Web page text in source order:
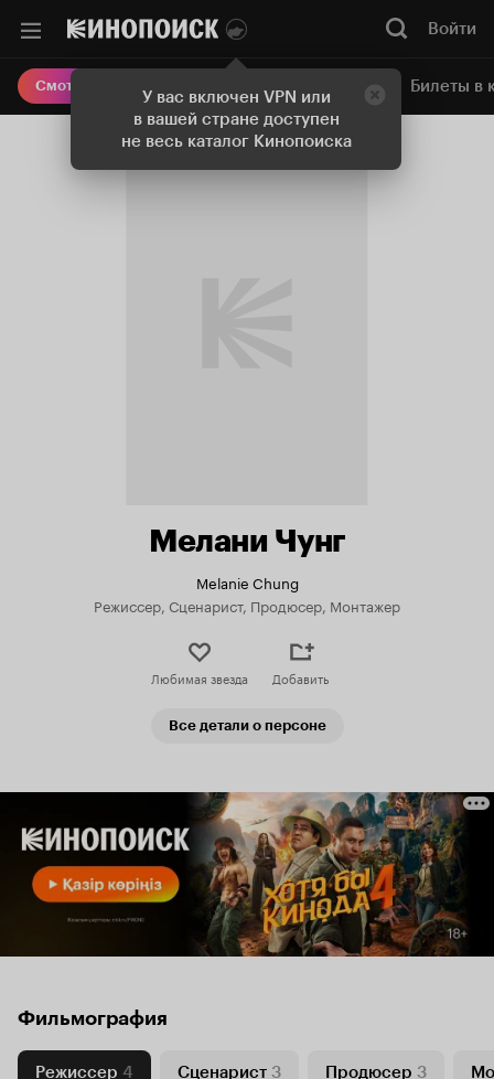
У вас включен VPN или
в вашей стране доступен
не весь каталог Кинопоиска
Войти
Смотреть кино Онлайн-кинотеатр Билеты в
Мелани Чунг
Melanie Chung
Режиссер, Сценарист, Продюсер, Монтажер
Любимая звезда Добавить
Все детали о персоне
Фильмография
Режиссер 4 Сценарист 3 Продюсер 3